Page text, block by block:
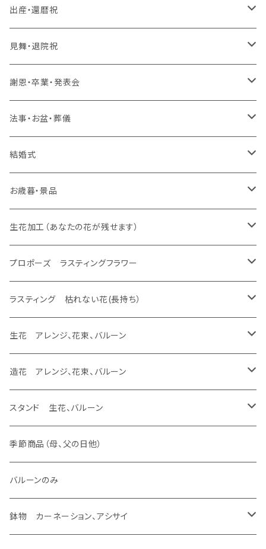
ラスティング アレンジ、枯れない花
バルーンのみ
生花 アレンジ
ラスティング 花束、枯れない花
ラスティング アレンジ、枯れない花
スタンド 生花
スタンド 生花、バルーン
バルーンのみ
プロポーズ ラスティングフラワー
ドーム
フレーム
生花 アレンジ、バルーン
生花 アレンジ
造花 アレンジ、花束、バルーン
ラスティング 花束、枯れない花
ラスティング アレンジ、枯れない花
スタンド 生花
スタンド 生花、バルーン
バルーンのみ
生花 アレンジ、花束、バルーン
生花 アレンジ、バルーン
生花 アレンジ
造花 アレンジ、花束、バルーン
ラスティング 花束、枯れない花
ラスティング アレンジ、枯れない花
スタンド 生花
スタンド 生花、バルーン
バルーンのみ
出産・還暦祝
生花 アレンジ、花束、バルーン
生花 アレンジ、バルーン
生花 アレンジ
造花 アレンジ、花束、バルーン
ラスティング 花束、枯れない花
ラスティング アレンジ、枯れない花
スタンド 生花
スタンド 生花、バルーン
バルーンのみ
見舞・退院祝
生花 アレンジ、花束、バルーン
生花 アレンジ、バルーン
生花 アレンジ
造花 アレンジ、花束、バルーン
ラスティング 花束、枯れない花
ラスティング アレンジ、枯れない花
スタンド 生花
スタンド 生花、バルーン
バルーンのみ
謝恩・卒業・発表会
生花 アレンジ、花束、バルーン
生花 アレンジ、バルーン
生花 アレンジ
造花 アレンジ、花束、バルーン
ラスティング 花束、枯れない花
ラスティング アレンジ、枯れない花
スタンド 生花
スタンド 生花、バルーン
バルーンのみ
法事・お盆・葬儀
生花 アレンジ、花束、バルーン
生花 アレンジ、バルーン
生花 アレンジ
造花 アレンジ、花束、バルーン
ラスティング 花束、枯れない花
ラスティング アレンジ、枯れない花
スタンド 生花
スタンド 生花、バルーン
バルーンのみ
結婚式
生花 アレンジ、花束、バルーン
生花 アレンジ、バルーン
生花 アレンジ
造花 アレンジ、花束、バルーン
ラスティング 花束、枯れない花
ラスティング アレンジ、枯れない花
スタンド 生花
スタンド 生花、バルーン
バルーンのみ
生花加工（あなたの花が残せます）
あなたの花が残せます ドーム
あなたの花が残せます フレーム
お歳暮・景品
生花 アレンジ、花束、バルーン
生花 アレンジ、バルーン
生花 アレンジ
造花 アレンジ、花束、バルーン
ラスティング 花束、枯れない花
ラスティング アレンジ、枯れない花
スタンド 生花
スタンド 生花、バルーン
バルーンのみ
生花加工（あなたの花が残せます）
あなたの花が残せます ドーム
あなたの花が残せます フレーム
あなたの花が残せます フラージュ
あなたの花が残せます エッチング
プロポーズ ラスティングフラワー
ドーム
フレーム
ラスティング 枯れない花(長持ち）
ラスティング アレンジ、バルーン
ラスティング 花束、バルーン
ラスティング アレンジ
ラスティング 花束
ラスティング 素材
生花 アレンジ、花束、バルーン
生花 アレンジ、バルーン
生花 アレンジ、ウェディング ヴーケ
生花 アレンジ
生花 花束、バルーン
生花 花束
造花 アレンジ、花束、バルーン
造花 アレンジ、バルーン
造花 アレンジ
造花 花束、バルーン
造花 花束
スタンド 生花、バルーン
スタンド 生花
スタンド 生花、バルーン
季節商品（母、父の日他）
バルーンのみ
鉢物 カーネーション、アシサイ